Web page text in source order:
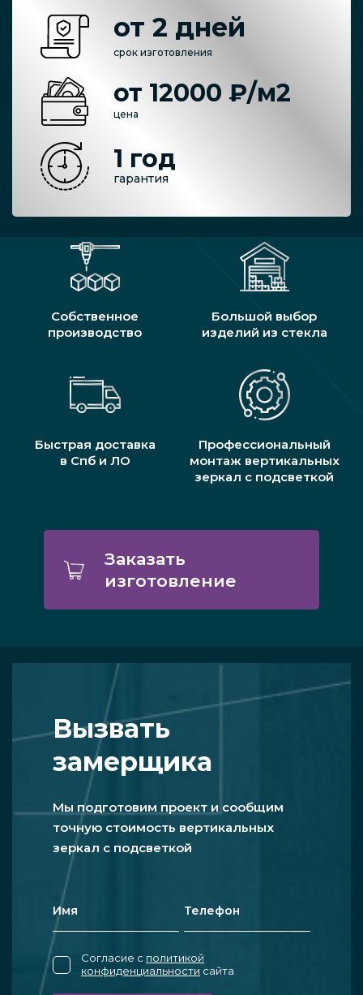
от 2 дней
срок изготовления
от 12000 ₽/м2
цена
1 год
гарантия
Собственное
производство
Большой выбор
изделий из стекла
Быстрая доставка
в Спб и ЛО
Профессиональный
монтаж вертикальных
зеркал с подсветкой
Заказать
изготовление
Вызвать
замерщика
Мы подготовим проект и сообщим
точную стоимость вертикальных
зеркал с подсветкой
Согласие с политикой
конфиденциальности сайта